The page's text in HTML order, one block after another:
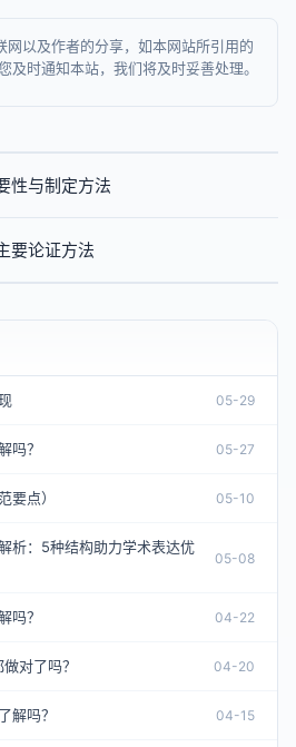
网以及作者的分享，如本网站所引用的
及时通知本站，我们将及时妥善处理。
性与制定方法
要论证方法
05-29
吗？ 05-27
要点） 05-10
析：5种结构助力学术表达优
05-08
吗？ 04-22
对了吗？ 04-20
解吗？ 04-15